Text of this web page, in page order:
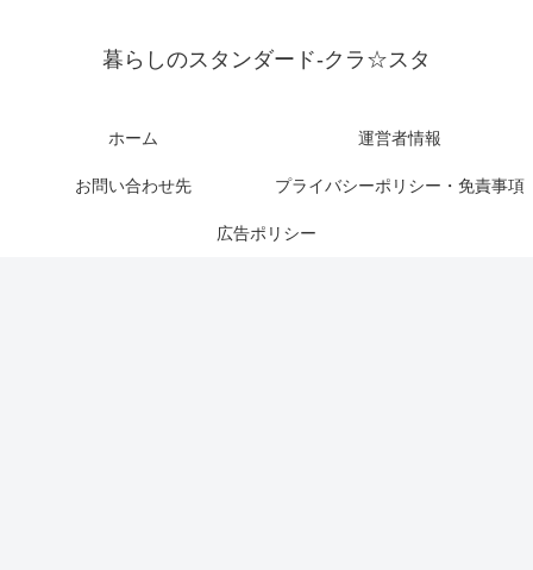
暮らしのスタンダード-クラ☆スタ
ホーム 運営者情報
お問い合わせ先 プライバシーポリシー・免責事項
広告ポリシー